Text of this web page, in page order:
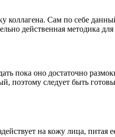
коллагена. Сам по себе
действенная методика
пока оно достаточно
поэтому следует быть
на кожу лица, питая